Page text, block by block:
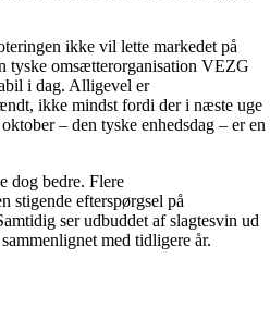
ikke vil lette markedet på
tyske omsætterorganisation VEZG
i dag. Alligevel er
ikke mindst fordi der i næste uge
– den tyske enhedsdag – er en
dog bedre. Flere
stigende efterspørgsel på
ser udbuddet af slagtesvin ud
med tidligere år.